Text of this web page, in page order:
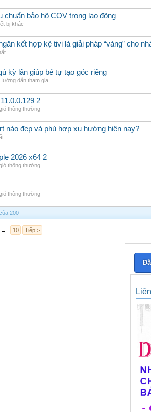
chuẩn bảo hộ COV trong lao động
bị khác
kết hợp kệ tivi là giải pháp “vàng” cho
kỳ lân giúp bé tự tạo góc riêng
dẫn tham gia
2
thông thường
nào đẹp và phù hợp xu hướng hiện nay?
2026 x64 2
thông thường
thông thường
200
→ 10 Tiếp >